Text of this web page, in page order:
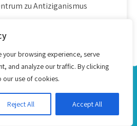
your browsing experience, serve
and analyze our traffic. By clicking
our use of cookies.
Reject All Accept All
zu Antiziganismus
Romani ship Romanes - Proudly
by WordPress
by Grace Themes